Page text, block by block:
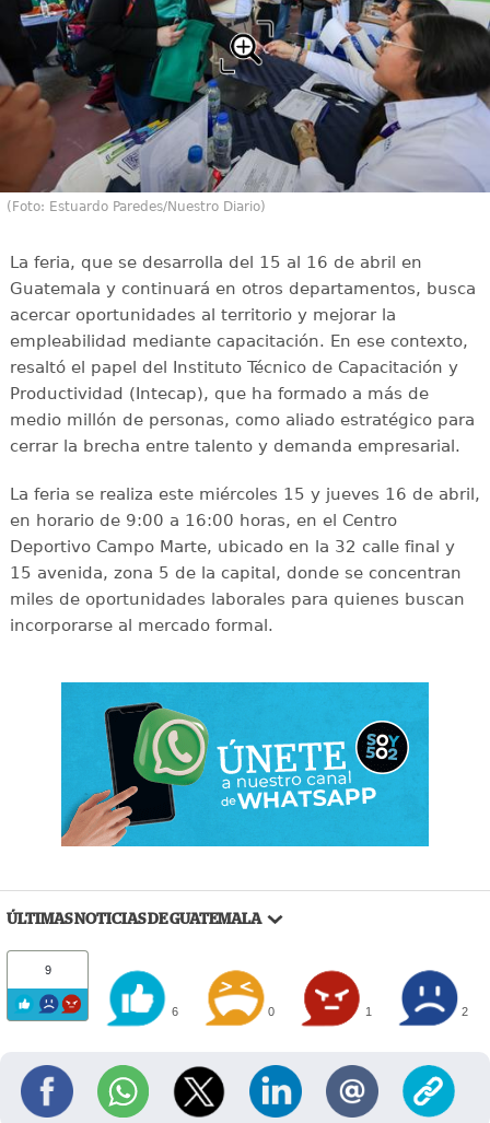
(Foto: Estuardo Paredes/Nuestro Diario)
La feria, que se desarrolla del 15 al 16 de abril en
Guatemala y continuará en otros departamentos, busca
acercar oportunidades al territorio y mejorar la
empleabilidad mediante capacitación. En ese contexto,
resaltó el papel del Instituto Técnico de Capacitación y
Productividad (Intecap), que ha formado a más de
medio millón de personas, como aliado estratégico para
cerrar la brecha entre talento y demanda empresarial.
La feria se realiza este miércoles 15 y jueves 16 de abril,
en horario de 9:00 a 16:00 horas, en el Centro
Deportivo Campo Marte, ubicado en la 32 calle final y
15 avenida, zona 5 de la capital, donde se concentran
miles de oportunidades laborales para quienes buscan
incorporarse al mercado formal.
ÚLTIMAS NOTICIAS DE GUATEMALA
9
6 0 1 2